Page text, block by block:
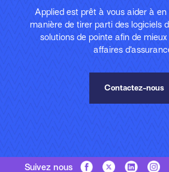
Applied est prêt à vous aider à en
manière de tirer parti des logiciels
solutions de pointe afin de
affaires
Contactez-nous
Suivez nous